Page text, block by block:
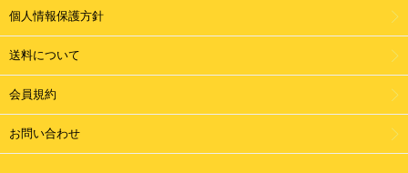
個人情報保護方針
送料について
会員規約
お問い合わせ